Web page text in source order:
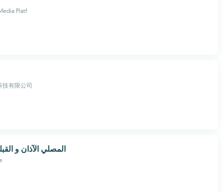
Platf
技有限公司
المصلي الآذان و